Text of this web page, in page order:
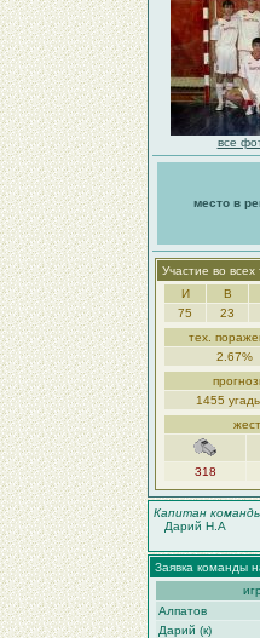
все
место в
Участие во всех
И
В
75
23
тех.
2.67%
1455
318
Капитан
Дарий Н.А
Заявка команды
Алпатов
Дарий (к)